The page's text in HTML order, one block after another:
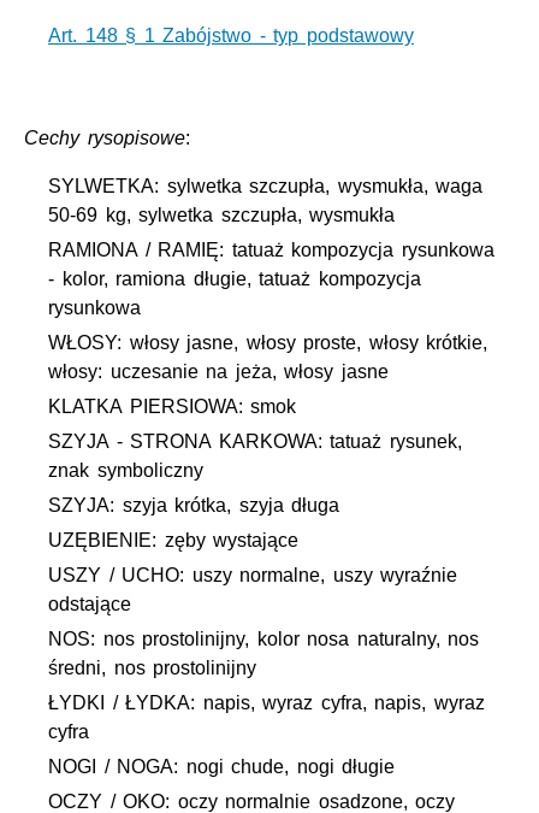
Art. 148 § 1 Zabójstwo - typ podstawowy
Cechy rysopisowe:
SYLWETKA: sylwetka szczupła, wysmukła, waga
50-69 kg, sylwetka szczupła, wysmukła
RAMIONA / RAMIĘ: tatuaż kompozycja rysunkowa
- kolor, ramiona długie, tatuaż kompozycja
rysunkowa
WŁOSY: włosy jasne, włosy proste, włosy krótkie,
włosy: uczesanie na jeża, włosy jasne
KLATKA PIERSIOWA: smok
SZYJA - STRONA KARKOWA: tatuaż rysunek,
znak symboliczny
SZYJA: szyja krótka, szyja długa
UZĘBIENIE: zęby wystające
USZY / UCHO: uszy normalne, uszy wyraźnie
odstające
NOS: nos prostolinijny, kolor nosa naturalny, nos
średni, nos prostolinijny
ŁYDKI / ŁYDKA: napis, wyraz cyfra, napis, wyraz
cyfra
NOGI / NOGA: nogi chude, nogi długie
OCZY / OKO: oczy normalnie osadzone, oczy